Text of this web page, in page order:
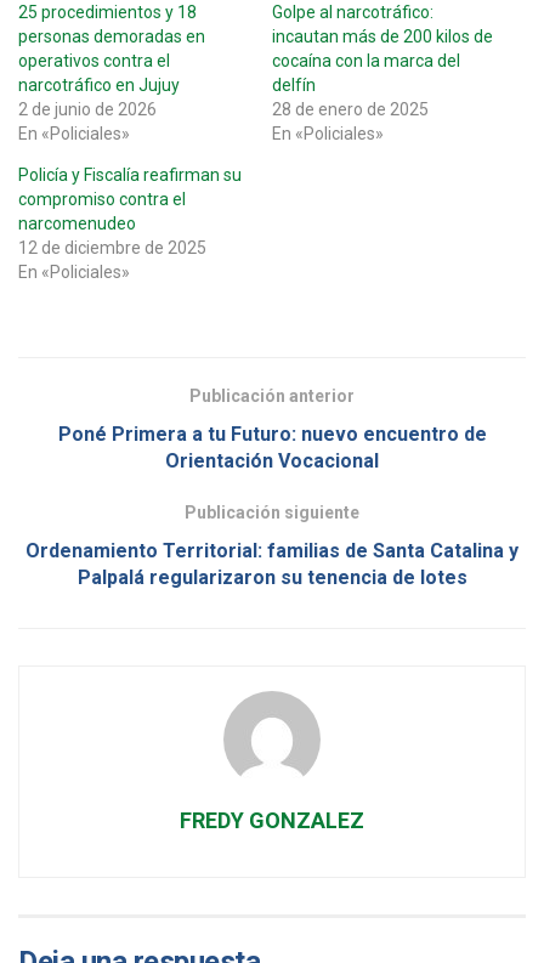
25 procedimientos y 18
personas demoradas en
operativos contra el
narcotráfico en Jujuy
2 de junio de 2026
En «Policiales»
Golpe al narcotráfico:
incautan más de 200 kilos de
cocaína con la marca del
delfín
28 de enero de 2025
En «Policiales»
Policía y Fiscalía reafirman su
compromiso contra el
narcomenudeo
12 de diciembre de 2025
En «Policiales»
Publicación anterior
Poné Primera a tu Futuro: nuevo encuentro de
Orientación Vocacional
Publicación siguiente
Ordenamiento Territorial: familias de Santa Catalina y
Palpalá regularizaron su tenencia de lotes
FREDY GONZALEZ